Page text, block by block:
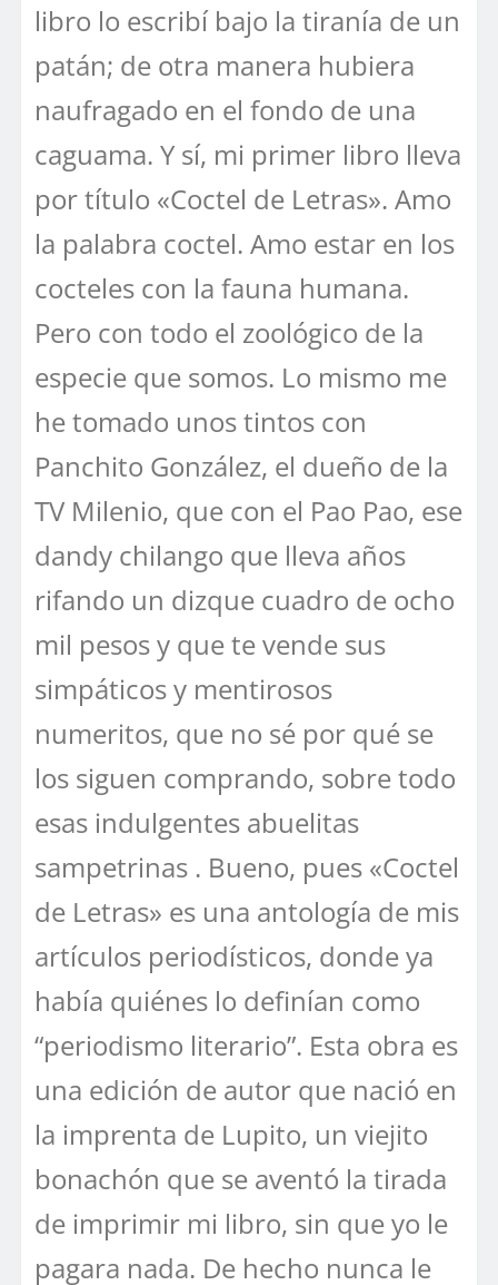
libro lo escribí bajo la tiranía de un
patán; de otra manera hubiera
naufragado en el fondo de una
caguama. Y sí, mi primer libro lleva
por título «Coctel de Letras». Amo
la palabra coctel. Amo estar en los
cocteles con la fauna humana.
Pero con todo el zoológico de la
especie que somos. Lo mismo me
he tomado unos tintos con
Panchito González, el dueño de la
TV Milenio, que con el Pao Pao, ese
dandy chilango que lleva años
rifando un dizque cuadro de ocho
mil pesos y que te vende sus
simpáticos y mentirosos
numeritos, que no sé por qué se
los siguen comprando, sobre todo
esas indulgentes abuelitas
sampetrinas . Bueno, pues «Coctel
de Letras» es una antología de mis
artículos periodísticos, donde ya
había quiénes lo definían como
“periodismo literario”. Esta obra es
una edición de autor que nació en
la imprenta de Lupito, un viejito
bonachón que se aventó la tirada
de imprimir mi libro, sin que yo le
pagara nada. De hecho nunca le